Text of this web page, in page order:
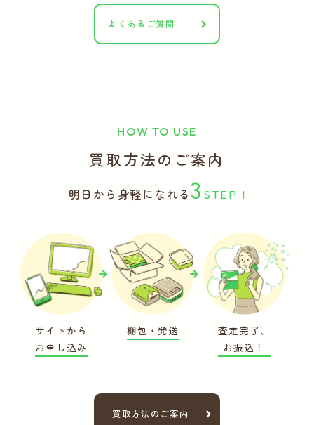
よくあるご質問
HOW TO USE
買取方法のご案内
明日から身軽になれる 3 STEP !
サイトから
お申し込み
梱包・発送
査定完了、
お振込！
買取方法のご案内